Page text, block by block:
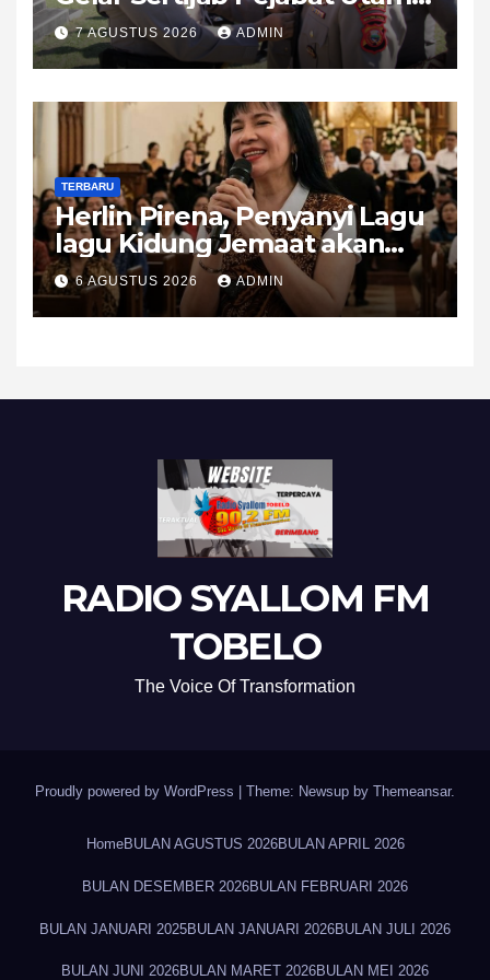
dan Kapolsek, AKBP
Erlichson Ingatkan
Pentingnya Sinergi
7 AGUSTUS 2026 ADMIN
TERBARU
Herlin Pirena, Penyanyi Lagu
lagu Kidung Jemaat akan
KKR 2 malam di Tobelo
6 AGUSTUS 2026 ADMIN
RADIO SYALLOM FM
TOBELO
The Voice Of Transformation
Proudly powered by WordPress | Theme: Newsup by Themeansar.
HomeBULAN AGUSTUS 2026BULAN APRIL 2026
BULAN DESEMBER 2026BULAN FEBRUARI 2026
BULAN JANUARI 2025BULAN JANUARI 2026BULAN JULI 2026
BULAN JUNI 2026BULAN MARET 2026BULAN MEI 2026